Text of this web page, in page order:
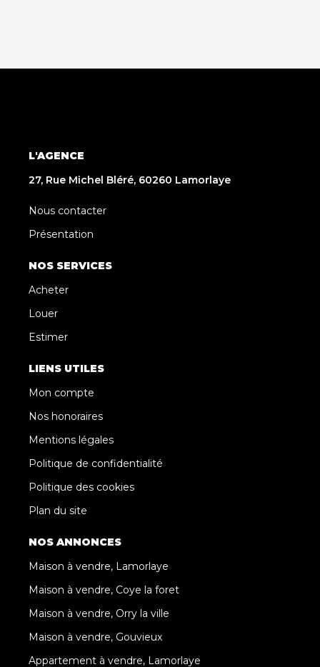
L'AGENCE
27, Rue Michel Bléré, 60260 Lamorlaye
Nous contacter
Présentation
NOS SERVICES
Acheter
Louer
Estimer
LIENS UTILES
Mon compte
Nos honoraires
Mentions légales
Politique de confidentialité
Politique des cookies
Plan du site
NOS ANNONCES
Maison à vendre, Lamorlaye
Maison à vendre, Coye la foret
Maison à vendre, Orry la ville
Maison à vendre, Gouvieux
Appartement à vendre, Lamorlaye